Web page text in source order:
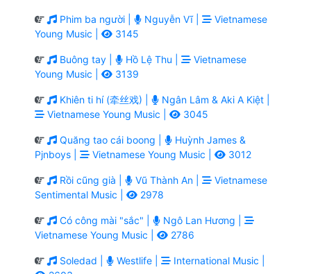
Phim ba người | Nguyễn Vĩ |
Vietnamese
Young Music |
3145
Buông tay | Hồ Lệ Thu |
Vietnamese
Young Music |
3139
Khiên ti hí (牵丝戏) |
Ngân Lâm & Aki A Kiệt |
Vietnamese Young Music |
3045
Quăng tao cái boong |
Huỳnh James &
Pjnboys |
Vietnamese Young Music | 3012
Rồi cũng già | Vũ Thành An |
Vietnamese
Sentimental Music |
2978
Có công mài "sắc" |
Ngô Lan Hương |
Vietnamese Young Music |
2786
Soledad | Westlife |
International Music |